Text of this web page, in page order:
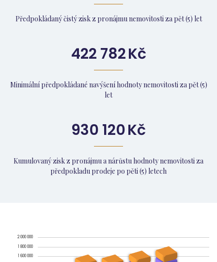
Předpokládaný čistý zisk z pronájmu nemovitosti za pět (5) let
422 782Kč
Minimální předpokládané navýšení hodnoty nemovitosti za pět (5)
let
930 120Kč
Kumulovaný zisk z pronájmu a nárůstu hodnoty nemovitosti za
předpokladu prodeje po pěti (5) letech
1 600 000
1 800 000
2 000 000